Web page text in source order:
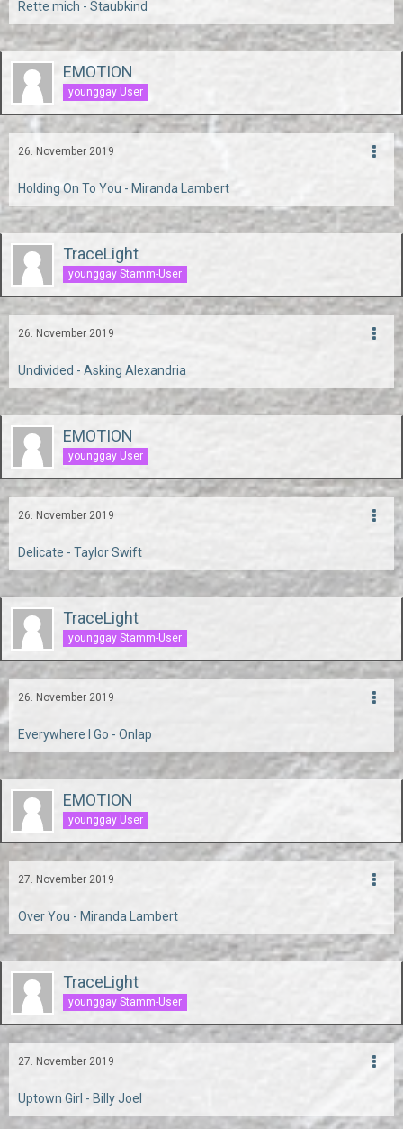
Rette mich - Staubkind
EMOTION
younggay User
26. November 2019
Holding On To You - Miranda Lambert
TraceLight
younggay Stamm-User
26. November 2019
Undivided - Asking Alexandria
EMOTION
younggay User
26. November 2019
Delicate - Taylor Swift
TraceLight
younggay Stamm-User
26. November 2019
Everywhere I Go - Onlap
EMOTION
younggay User
27. November 2019
Over You - Miranda Lambert
TraceLight
younggay Stamm-User
27. November 2019
Uptown Girl - Billy Joel